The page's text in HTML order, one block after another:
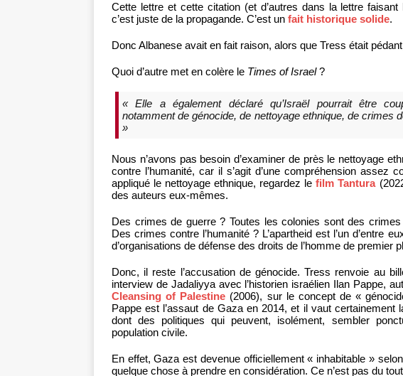
Cette lettre et cette citation (et d’autres dans la lettre
c’est juste de la propagande. C’est un fait historique solide.
Donc Albanese avait en fait raison, alors que Tress était
Quoi d’autre met en colère le Times of Israel?
« Elle a également déclaré qu’Israël pourrait être
notamment de génocide, de nettoyage ethnique, de crimes
»
Nous n’avons pas besoin d’examiner de près le nettoyage
contre l’humanité, car il s’agit d’une compréhension assez
appliqué le nettoyage ethnique, regardez lefilm Tantura
des auteurs eux-mêmes.
Des crimes de guerre ? Toutes les colonies sont des
Des crimes contre l’humanité ? L’apartheid est l’un d’entre
d’organisations de défense des droits de l’homme de premier
Donc, il reste l’accusation de génocide. Tress renvoie au
interview de Jadaliyya avec l’historien israélien Ilan Pappe,
Cleansing of Palestine (2006), sur le concept de «
Pappe est l’assaut de Gaza en 2014, et il vaut
dont des politiques qui peuvent, isolément, sembler
population civile.
En effet, Gaza est devenue officiellement « inhabitable »
quelque chose à prendre en considération. Ce n’est pas du